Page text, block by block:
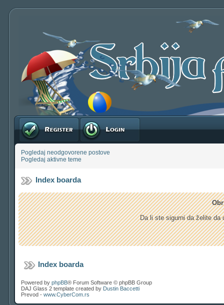
Registruj se Prijavite se
Pogledaj neodgovorene postove
Pogledaj aktivne teme
Index boarda
Da li ste sigurni da želite da
Index boarda
Powered by phpBB® Forum Software © phpBB Group
DAJ Glass 2 template created by Dustin Baccetti
Prevod - www.CyberCom.rs